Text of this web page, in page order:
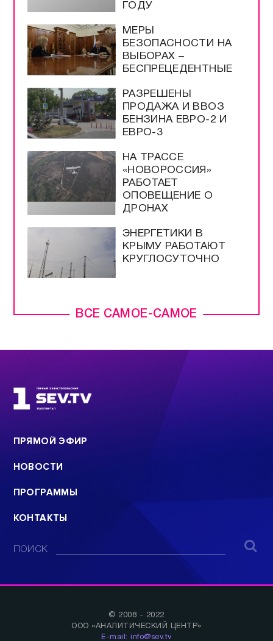
ВСЕ САМОЕ-САМОЕ
ГОДУ
МЕРЫ
БЕЗОПАСНОСТИ НА
ВЫБОРАХ –
БЕСПРЕЦЕДЕНТНЫЕ
РАЗРЕШЕНЫ
ПРОДАЖА И ВВОЗ
БЕНЗИНА ЕВРО-2 И
ЕВРО-3
НА ТРАССЕ
«НОВОРОССИЯ»
РАБОТАЕТ
ОПОВЕЩЕНИЕ О
ДРОНАХ
ЭНЕРГЕТИКИ В
КРЫМУ РАБОТАЮТ
КРУГЛОСУТОЧНО
ПРЯМОЙ ЭФИР
НОВОСТИ
ПРОГРАММЫ
КОНТАКТЫ
ПОИСК
© 2008 - 2022
ООО «АНАЛИТИЧЕСКИЙ ЦЕНТР»
E-mail: info@sev.tv